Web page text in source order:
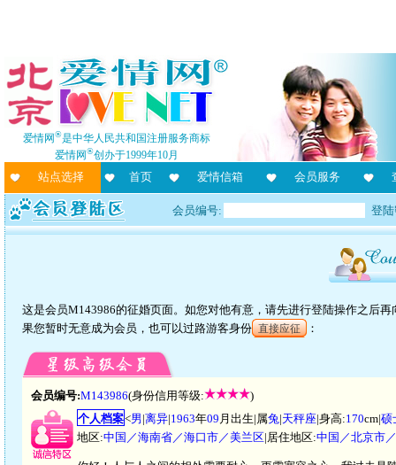
爱情网®是中华人民共和国注册服务商标
爱情网®创办于1999年10月
站点选择 首页 爱情信箱 会员服务
会员编号: 登
这是会员M143986的征婚页面。如您对他有意，请先进行登陆操作之后
果您暂时无意成为会员，也可以过路游客身份 直接应征 ：
会员编号:M143986(身份信用等级:
)
个人档案<男|离异|1963年09 月出生|属兔|天秤座|身高:170cm|硕
地区:中国／海南省／海口市／美兰区|居住地区:中国／北京市